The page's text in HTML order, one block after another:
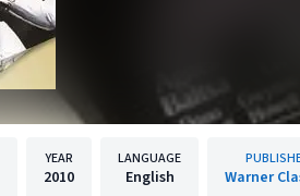
YEAR
2010
LANGUAGE
English Warner